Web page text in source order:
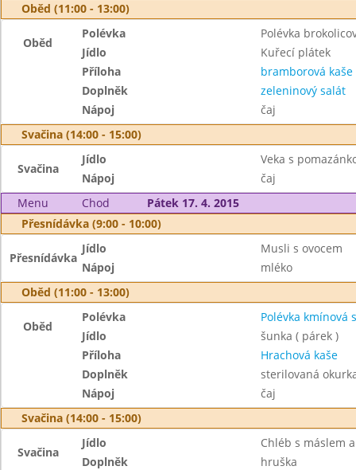
Oběd (11:00 - 13:00)
Oběd
Polévka
Polévka
Jídlo
Kuřecí plátek
Příloha
bramborová kaše
Doplněk
zeleninový salát
Nápoj
čaj
Svačina (14:00 - 15:00)
Svačina
Jídlo
Veka s
Nápoj
čaj
Menu
Chod
Pátek 17. 4. 2015
Přesnídávka (9:00 - 10:00)
Přesnídávka
Jídlo
Musli s ovocem
Nápoj
mléko
Oběd (11:00 - 13:00)
Oběd
Polévka
Polévka kmínová
Jídlo
šunka ( párek )
Příloha
Hrachová kaše
Doplněk
sterilovaná
Nápoj
čaj
Svačina (14:00 - 15:00)
Svačina
Jídlo
Chléb s máslem
Doplněk
hruška